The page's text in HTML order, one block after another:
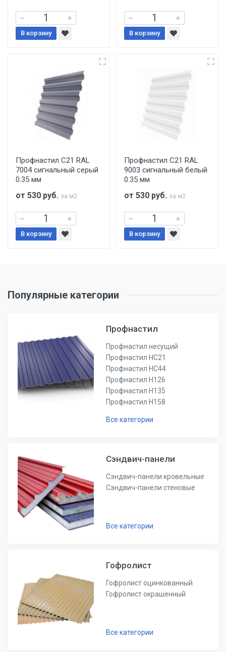
В корзину В корзину
Профнастил С21 RAL
7004 сигнальный серый
0.35 мм
от 530 руб. за м2
В корзину
Профнастил С21 RAL
9003 сигнальный белый
0.35 мм
от 530 руб. за м2
В корзину
Популярные категории
Профнастил
Профнастил несущий
Профнастил НС21
Профнастил НС44
Профнастил Н126
Профнастил Н135
Профнастил Н158
Все категории
Сэндвич-панели
Сэндвич-панели кровельные
Сэндвич-панели стеновые
Все категории
Гофролист
Гофролист оцинкованный
Гофролист окрашенный
Все категории